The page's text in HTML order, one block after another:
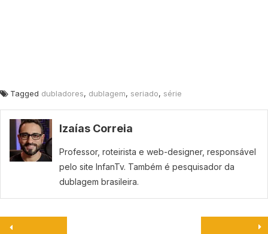
Tagged dubladores, dublagem, seriado, série
Izaías Correia
Professor, roteirista e web-designer, responsável
pelo site InfanTv. Também é pesquisador da
dublagem brasileira.